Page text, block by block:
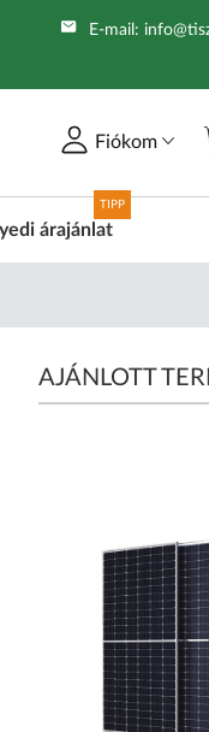
E-mail:
Fiókom
árajánlat
TIPP
AJÁNLOTT